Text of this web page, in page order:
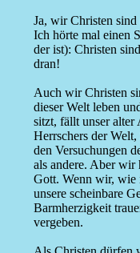
Ja, wir Christen sind
Ich hörte mal einen
der ist): Christen
dran!
Auch wir Christen
dieser Welt leben
sitzt, fällt unser alter
Herrschers der
den Versuchungen
als andere. Aber wir
Gott. Wenn wir, wie
unsere scheinbare
Barmherzigkeit
vergeben.